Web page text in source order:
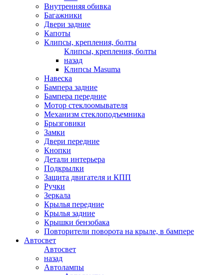
Внутренняя обивка
Багажники
Двери задние
Капоты
Клипсы, крепления, болты
Клипсы, крепления, болты
назад
Клипсы Masuma
Навеска
Бампера задние
Бампера передние
Мотор стеклоомывателя
Механизм стеклоподъемника
Брызговики
Замки
Двери передние
Кнопки
Детали интерьера
Подкрылки
Защита двигателя и КПП
Ручки
Зеркала
Крылья передние
Крылья задние
Крышки бензобака
Повторители поворота на крыле, в бампере
Автосвет
Автосвет
назад
Автолампы